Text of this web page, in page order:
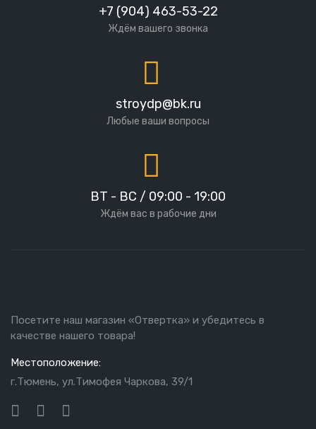
+7 (904) 463-53-22
Ждём вашего звонка
stroydp@bk.ru
Любые ваши вопросы
ВТ - ВС / 09:00 - 19:00
Ждём вас в рабочие дни
Посетите наш магазин «Отвертка» и убедитесь в
качестве нашего товара!
Местоположение:
г.Тюмень, ул.Тимофея Чаркова, 39/1